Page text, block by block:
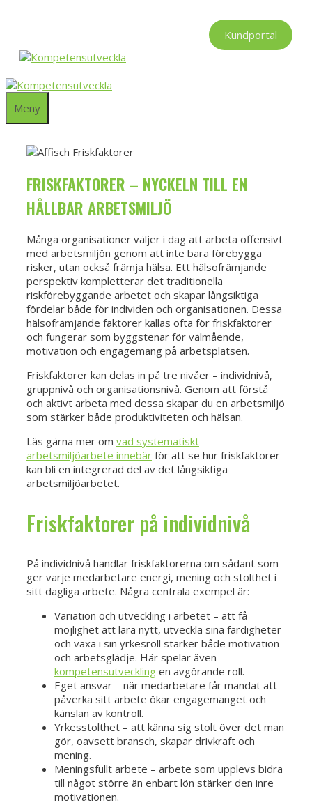
Kundportal
Meny
FRISKFAKTORER – NYCKELN TILL EN
HÅLLBAR ARBETSMILJÖ
Många organisationer väljer i dag att arbeta offensivt
med arbetsmiljön genom att inte bara förebygga
risker, utan också främja hälsa. Ett hälsofrämjande
perspektiv kompletterar det traditionella
riskförebyggande arbetet och skapar långsiktiga
fördelar både för individen och organisationen. Dessa
hälsofrämjande faktorer kallas ofta för friskfaktorer
och fungerar som byggstenar för välmående,
motivation och engagemang på arbetsplatsen.
Friskfaktorer kan delas in på tre nivåer – individnivå,
gruppnivå och organisationsnivå. Genom att förstå
och aktivt arbeta med dessa skapar du en arbetsmiljö
som stärker både produktiviteten och hälsan.
Läs gärna mer om vad systematiskt
arbetsmiljöarbete innebär för att se hur friskfaktorer
kan bli en integrerad del av det långsiktiga
arbetsmiljöarbetet.
Friskfaktorer på individnivå
På individnivå handlar friskfaktorerna om sådant som
ger varje medarbetare energi, mening och stolthet i
sitt dagliga arbete. Några centrala exempel är:
Variation och utveckling i arbetet – att få
möjlighet att lära nytt, utveckla sina färdigheter
och växa i sin yrkesroll stärker både motivation
och arbetsglädje. Här spelar även
kompetensutveckling en avgörande roll.
Eget ansvar – när medarbetare får mandat att
påverka sitt arbete ökar engagemanget och
känslan av kontroll.
Yrkesstolthet – att känna sig stolt över det man
gör, oavsett bransch, skapar drivkraft och
mening.
Meningsfullt arbete – arbete som upplevs bidra
till något större än enbart lön stärker den inre
motivationen.